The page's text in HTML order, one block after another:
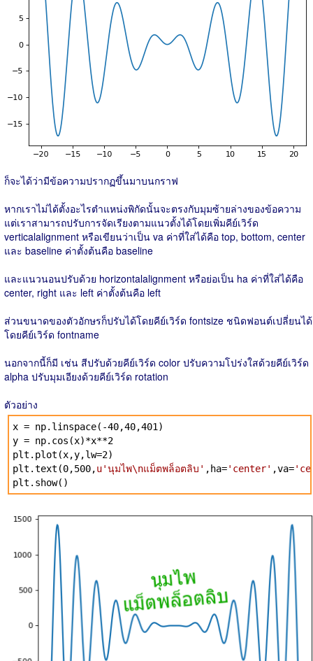
ก็จะได้ว่ามีข้อความปรากฏขึ้นมาบนกราฟ
หากเราไม่ได้ตั้งอะไรตำแหน่งพิกัดนั้นจะตรงกับมุมซ้ายล่างของข้อความ
แต่เราสามารถปรับการจัดเรียงตามแนวตั้งได้โดยเพิ่มคีย์เวิร์ด
verticalalignment หรือเขียนว่าเป็น va ค่าที่ใส่ได้คือ top, bottom, center
และ baseline ค่าตั้งต้นคือ baseline
และแนวนอนปรับด้วย horizontalalignment หรือย่อเป็น ha ค่าที่ใส่ได้คือ
center, right และ left ค่าตั้งต้นคือ left
ส่วนขนาดของตัวอักษรก็ปรับได้โดยคีย์เวิร์ด fontsize ชนิดฟอนต์เปลี่ยนได้
โดยคีย์เวิร์ด fontname
นอกจากนี้ก็มี เช่น สีปรับด้วยคีย์เวิร์ด color ปรับความโปร่งใสด้วยคีย์เวิร์ด
alpha ปรับมุมเอียงด้วยคีย์เวิร์ด rotation
ตัวอย่าง
x = np.linspace(-40,40,401)
y = np.cos(x)*x**2
plt.plot(x,y,lw=2)
plt.text(0,500,u'นุมไพ\nแม็ตพล็อตลิบ' ,ha='center' ,va=
plt.show()